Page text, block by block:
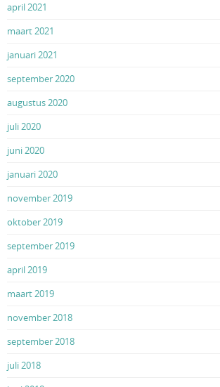
april 2021
maart 2021
januari 2021
september 2020
augustus 2020
juli 2020
juni 2020
januari 2020
november 2019
oktober 2019
september 2019
april 2019
maart 2019
november 2018
september 2018
juli 2018